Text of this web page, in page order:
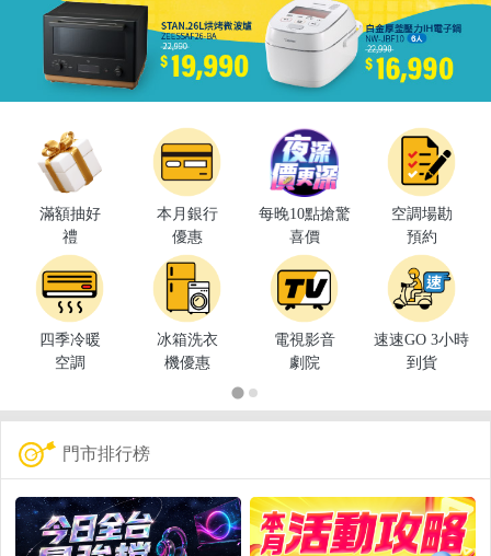
滿額抽好
禮
本月銀行
優惠
每晚10點搶驚
喜價
空調場勘
預約
四季冷暖
空調
冰箱洗衣
機優惠
電視影音
劇院
速速GO 3小時
到貨
門市排行榜